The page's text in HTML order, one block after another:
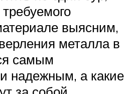
выясним,
металла в
самым
надежным, а какие